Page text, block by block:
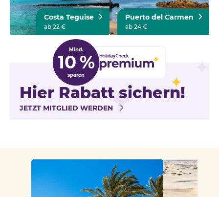
Costa Teguise
ab 22 €
Puerto del Carmen
ab 24 €
Mind.
10 %
sparen
Hier Rabatt sichern!
JETZT MITGLIED WERDEN